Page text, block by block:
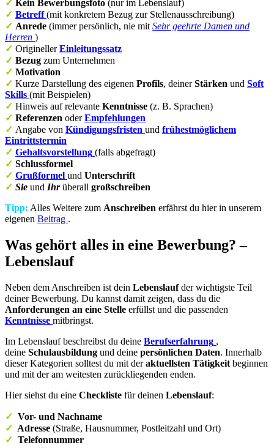
✓ Kein Bewerbungsfoto (nur im Lebenslauf)
✓ Betreff (mit konkretem Bezug zur Stellenausschreibung)
✓ Anrede (immer persönlich, nie mit Sehr geehrte Damen und
Herren )
✓ OriginellerEinleitungssatz
✓ Bezug zum Unternehmen
✓ Motivation
✓ Kurze Darstellung des eigenen Profils, deinerStärken und Soft
Skills (mit Beispielen)
✓ Hinweis auf relevante Kenntnisse (z. B. Sprachen)
✓ Referenzen oderEmpfehlungen
✓ Angabe von Kündigungsfristen und frühestmöglichem
Eintrittstermin
✓ Gehaltsvorstellung (falls abgefragt)
✓ Schlussformel
✓ Grußformel und Unterschrift
✓ Sie und Ihrüberall großschreiben
Tipp: Alles Weitere zum Anschreiben erfährst du hier in unserem
eigenen Beitrag .
Was gehört alles in eine Bewerbung? –
Lebenslauf
Neben dem Anschreiben ist dein Lebenslaufder wichtigste Teil
deiner Bewerbung. Du kannst damit zeigen, dass du die
Anforderungen an eine Stelle erfüllst und die passenden
Kenntnisse mitbringst.
Im Lebenslauf beschreibst du deine Berufserfahrung ,
deine Schulausbildung und deine persönlichen Daten. Innerhalb
dieser Kategorien solltest du mit deraktuellsten Tätigkeit beginnen
und mit der am weitesten zurückliegenden enden.
Hier siehst du eine Checkliste für deinen Lebenslauf:
✓ Vor- und Nachname
✓ Adresse (Straße, Hausnummer, Postleitzahl und Ort)
✓ Telefonnummer